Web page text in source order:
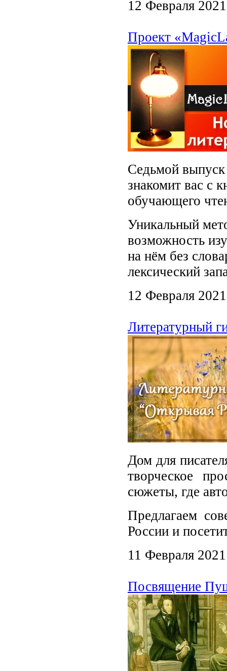
12 Февраля 2021
Проект
Седьмой
знакомит вас с
обучающего
Уникальный
возможность
на нём без
лексический
12 Февраля 2021
Литературный
Дом для
творческое
сюжеты, где
Предлагаем
России и
11 Февраля 2021
Посвящение